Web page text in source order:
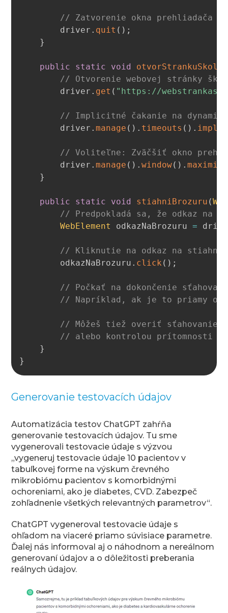
// Zatvorenie okna prehliadača
        driver
. quit ( ) ;
}
public static void otvorStrankuSkoly
// Otvorenie webovej stránky
        driver
. get ( "https://
// Implicitné čakanie na
        driver
.manage ( ) . timeouts ( ) .
// Voliteľne: Zväčšiť okno
        driver
.manage ( ) .window( ) .maximize
}
public static void stiahniBrozuru (
// Predpokladá sa, že odkaz na
WebElement
odkazNaBrozuru =
// Kliknutie na odkaz na
        odkazNaBrozuru
. click ( ) ;
// Počkať na dokončenie
// Napríklad, ak je to priamy
// Môžeš tiež overiť sťahovanie
// alebo kontrolou prítomnosti
}
}
Generovanie testovacích údajov
Automatizácia testov ChatGPT zahŕňa
generovanie testovacích údajov. Tu sme
vygenerovali testovacie údaje s výzvou
„vygeneruj testovacie údaje 10 pacientov v
tabuľkovej forme na výskum črevného
mikrobiómu pacientov s komorbidnými
ochoreniami, ako je diabetes, CVD. Zabezpeč
zohľadnenie všetkých relevantných parametrov“.
ChatGPT vygeneroval testovacie údaje s
ohľadom na viaceré priamo súvisiace parametre.
Ďalej nás informoval aj o náhodnom a nereálnom
generovaní údajov a o dôležitosti preberania
reálnych údajov.